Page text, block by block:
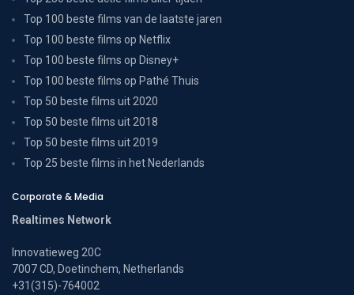
Top 100 beste films van de laatste jaren
Top 100 beste films op Netflix
Top 100 beste films op Disney+
Top 100 beste films op Pathé Thuis
Top 50 beste films uit 2020
Top 50 beste films uit 2018
Top 50 beste films uit 2019
Top 25 beste films in het Nederlands
Corporate & Media
Realtimes Network
Innovatieweg 20C
7007 CD, Doetinchem, Netherlands
+31(315)-764002